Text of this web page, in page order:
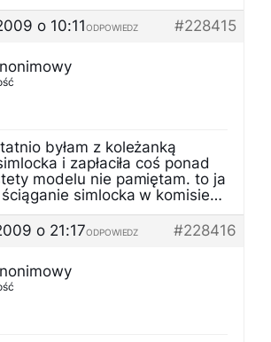
o 10:11
#228415
ODPOWIEDZ
byłam z koleżanką
i zapłaciła coś ponad
modelu nie pamiętam. to ja
simlocka w komisie…
o 21:17
#228416
ODPOWIEDZ